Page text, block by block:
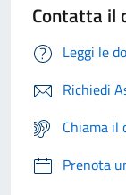
Contatta il
Leggi le
Richiedi
Chiama il
Prenota